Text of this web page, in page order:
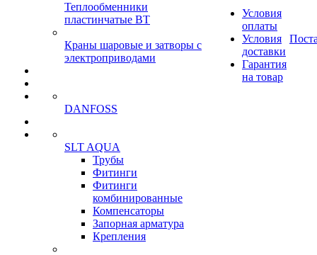
Теплообменники
пластинчатые ВТ
Краны шаровые и затворы с
электроприводами
DANFOSS
SLT AQUA
Трубы
Фитинги
Фитинги
комбинированные
Компенсаторы
Запорная арматура
Крепления
Условия
оплаты
Условия
доставки
Гарантия
на товар